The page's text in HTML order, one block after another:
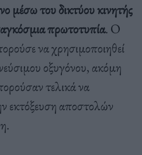
μέσω του δικτύου κινητής
πρωτοτυπία. Ο
να χρησιμοποιηθεί
οξυγόνου, ακόμη
τελικά να
εκτόξευση αποστολών